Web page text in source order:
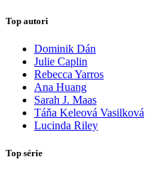
Top autori
Dominik Dán
Julie Caplin
Rebecca Yarros
Ana Huang
Sarah J. Maas
Táňa Keleová Vasilková
Lucinda Riley
Top série